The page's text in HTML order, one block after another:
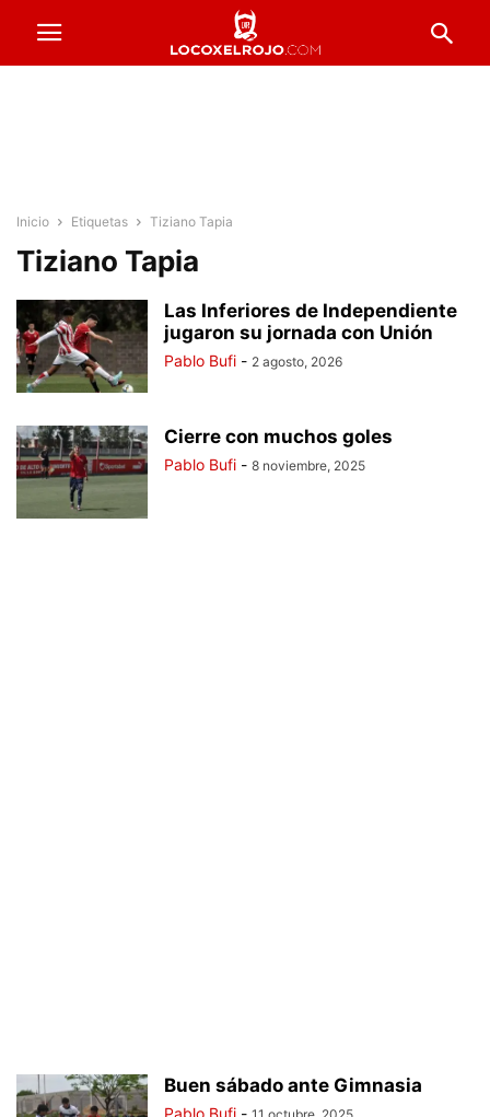
Inicio Etiquetas Tiziano Tapia
Tiziano Tapia
Las Inferiores de Independiente
jugaron su jornada con Unión
Pablo Bufi - 2 agosto, 2026
Cierre con muchos goles
Pablo Bufi - 8 noviembre, 2025
Buen sábado ante Gimnasia
Pablo Bufi -